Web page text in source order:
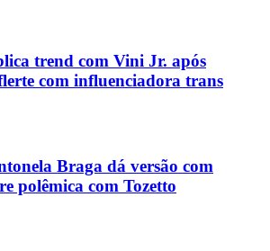
trend com Vini Jr. após
com influenciadora trans
Braga dá versão com
polêmica com Tozetto